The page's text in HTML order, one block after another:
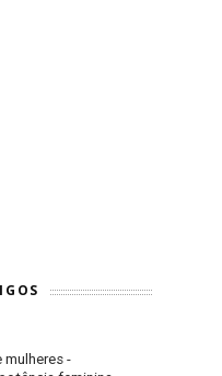
mulheres -